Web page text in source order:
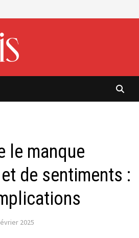
le manque
de sentiments :
2025